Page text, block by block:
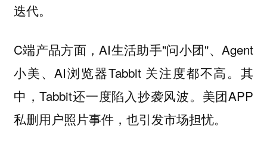
迭代。
C端产品方面，AI生活助手"问小团"、Agent
小美、AI浏览器Tabbit 关注度都不高。其
中，Tabbit还一度陷入抄袭风波。美团APP
私删用户照片事件，也引发市场担忧。